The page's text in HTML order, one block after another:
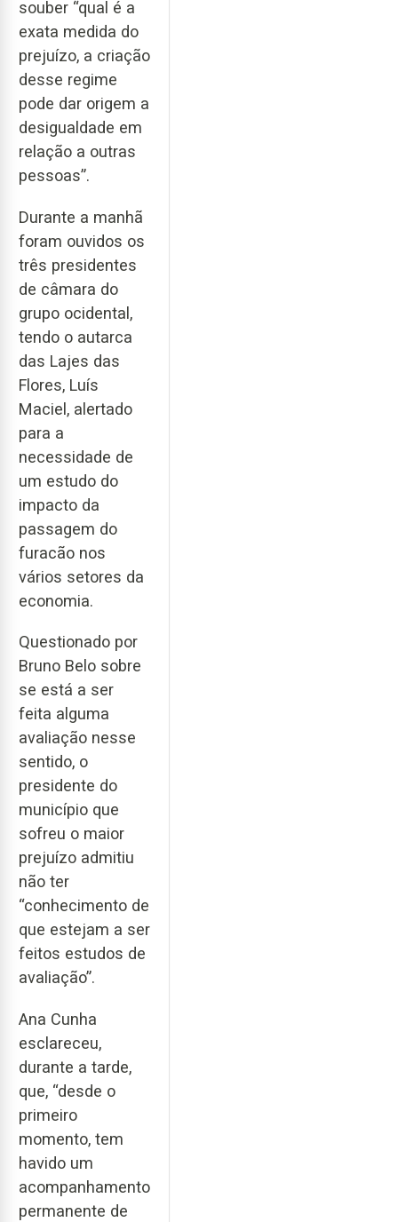
souber “qual é a
exata medida do
prejuízo, a criação
desse regime
pode dar origem a
desigualdade em
relação a outras
pessoas”.
Durante a manhã
foram ouvidos os
três presidentes
de câmara do
grupo ocidental,
tendo o autarca
das Lajes das
Flores, Luís
Maciel, alertado
para a
necessidade de
um estudo do
impacto da
passagem do
furacão nos
vários setores da
economia.
Questionado por
Bruno Belo sobre
se está a ser
feita alguma
avaliação nesse
sentido, o
presidente do
município que
sofreu o maior
prejuízo admitiu
não ter
“conhecimento de
que estejam a ser
feitos estudos de
avaliação”.
Ana Cunha
esclareceu,
durante a tarde,
que, “desde o
primeiro
momento, tem
havido um
acompanhamento
permanente de